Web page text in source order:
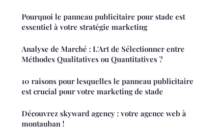
Pourquoi le panneau publicitaire pour stade est
essentiel à votre stratégie marketing
Analyse de Marché : L'Art de Sélectionner entre
Méthodes Qualitatives ou Quantitatives ?
10 raisons pour lesquelles le panneau publicitaire
est crucial pour votre marketing de stade
Découvrez skyward agency : votre agence web à
montauban !